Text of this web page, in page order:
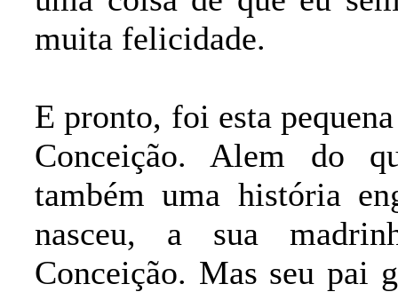
muita felicidade.
E pronto, foi esta
Conceição. Alem do
também uma história
nasceu, a sua
Conceição. Mas seu pai